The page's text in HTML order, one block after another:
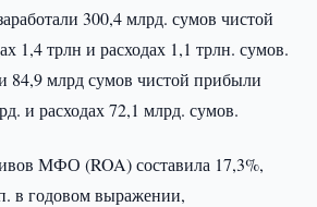
300,4 млрд. сумов чистой
1,4 трлн и расходах 1,1 трлн. сумов.
84,9 млрд сумов чистой прибыли
и расходах 72,1 млрд. сумов.
МФО (ROA) составила 17,3%,
в годовом выражении,